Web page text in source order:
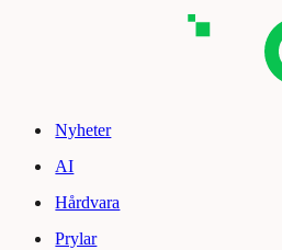
Nyheter
AI
Hårdvara
Prylar